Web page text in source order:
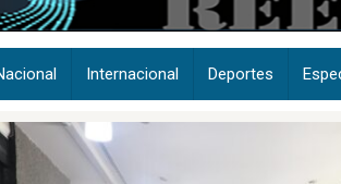
Internacional Deportes